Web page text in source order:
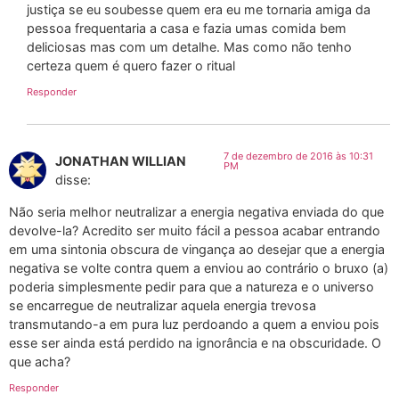
justiça se eu soubesse quem era eu me tornaria amiga da
pessoa frequentaria a casa e fazia umas comida bem
deliciosas mas com um detalhe. Mas como não tenho
certeza quem é quero fazer o ritual
Responder
JONATHAN WILLIAN
disse:
7 de dezembro de 2016 às 10:31
PM
Não seria melhor neutralizar a energia negativa enviada do que
devolve-la? Acredito ser muito fácil a pessoa acabar entrando
em uma sintonia obscura de vingança ao desejar que a energia
negativa se volte contra quem a enviou ao contrário o bruxo (a)
poderia simplesmente pedir para que a natureza e o universo
se encarregue de neutralizar aquela energia trevosa
transmutando-a em pura luz perdoando a quem a enviou pois
esse ser ainda está perdido na ignorância e na obscuridade. O
que acha?
Responder